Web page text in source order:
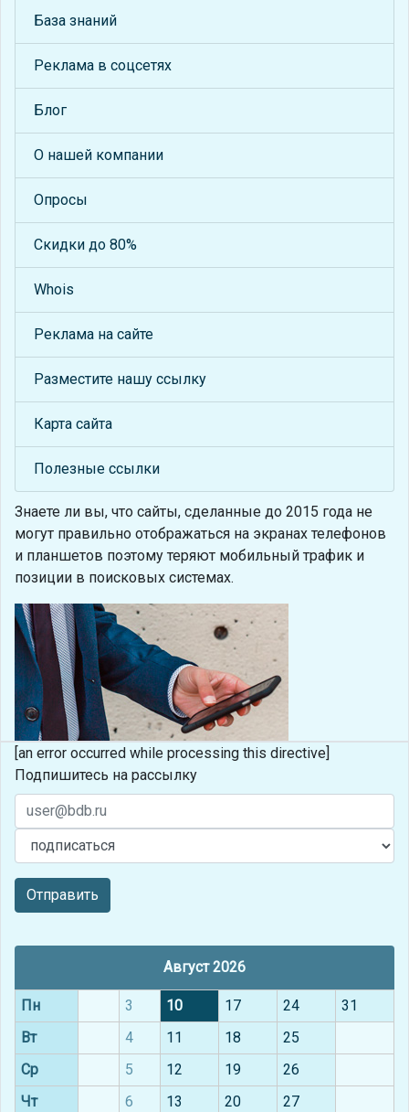
База знаний
Реклама в соцсетях
Блог
О нашей компании
Опросы
Скидки до 80%
Whois
Реклама на сайте
Разместите нашу ссылку
Карта сайта
Полезные ссылки
Знаете ли вы, что сайты, сделанные до 2015 года не
могут правильно отображаться на экранах телефонов
и планшетов поэтому теряют мобильный трафик и
позиции в поисковых системах.
[an error occurred while processing this directive]
Подпишитесь на рассылку
Отправить
Август 2026
Пн 3 10 17 24
31
Вт
4 11 18
25
Ср
5 12 19
26
Чт
6 13 20 27